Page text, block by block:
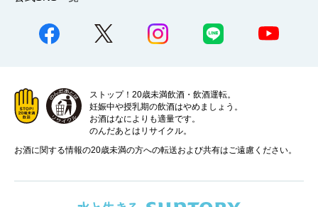
ストップ！20歳未満飲酒・飲酒運転。
妊娠中や授乳期の飲酒はやめましょう。
お酒はなによりも適量です。
のんだあとはリサイクル。
お酒に関する情報の20歳未満の方への転送および共有はご遠慮ください。